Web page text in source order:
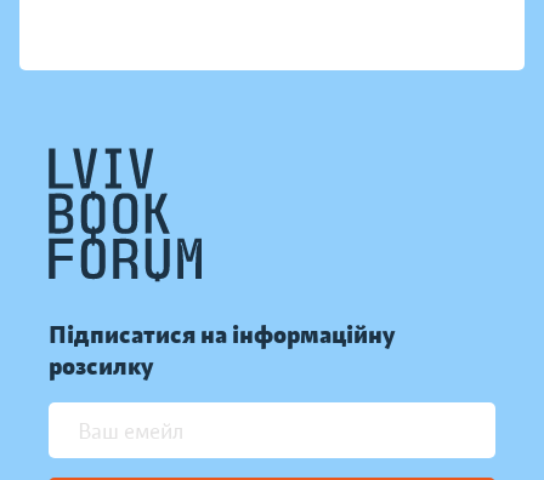
Підписатися на інформаційну
розсилку